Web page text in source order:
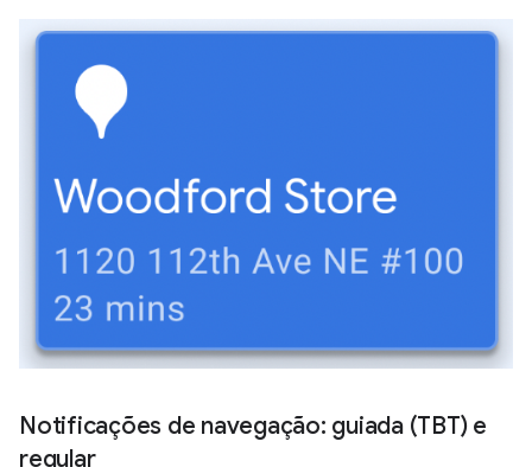
Notificações de navegação: guiada (TBT) e
regular